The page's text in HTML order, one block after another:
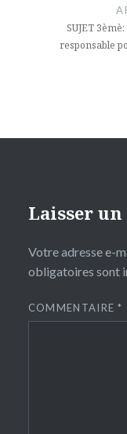
l’articleSUJET
responsable
Laisser
Votre adresse e-
obligatoires sont
COMMENTAIRE*